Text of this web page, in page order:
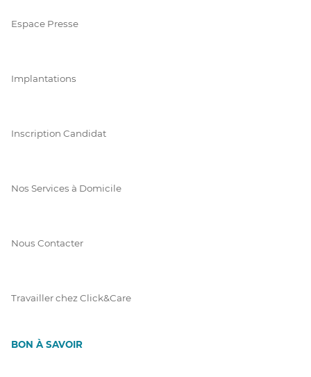
Espace Presse
Implantations
Inscription Candidat
Nos Services à Domicile
Nous Contacter
Travailler chez Click&Care
BON À SAVOIR